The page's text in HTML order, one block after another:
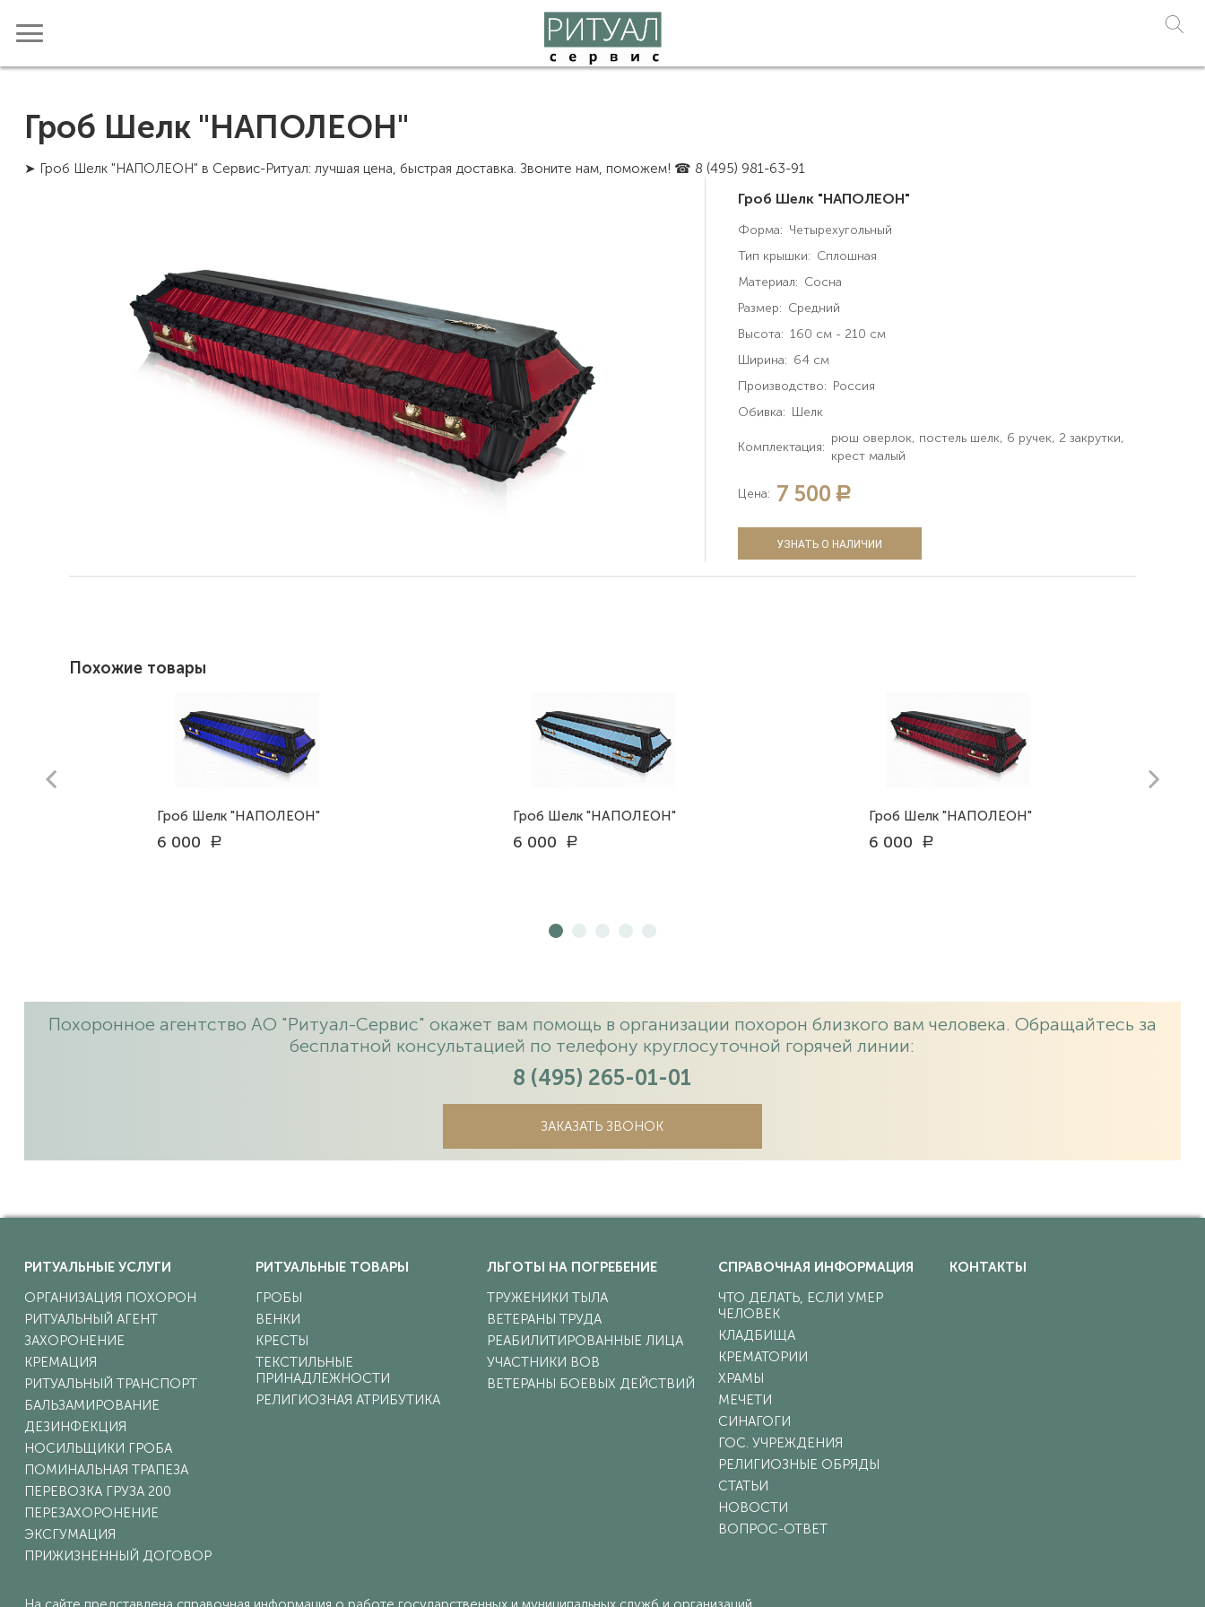
Гроб Шелк "НАПОЛЕОН"
➤ Гроб Шелк "НАПОЛЕОН" в Сервис-Ритуал: лучшая цена, быстрая доставка. Звоните нам, поможем! ☎ 8 (495) 981-63-91
Гроб Шелк "НАПОЛЕОН"
Форма: Четырехугольный
Тип крышки: Сплошная
Материал: Сосна
Размер: Средний
Высота: 160 см - 210 см
Ширина: 64 см
Производство: Россия
Обивка: Шелк
Комплектация:
рюш оверлок, постель шелк, 6 ручек, 2 закрутки,
крест малый
Цена: 7 500 a
УЗНАТЬ О НАЛИЧИИ
Похожие товары
Гроб Шелк "НАПОЛЕОН"
6 000 a
Гроб Шелк "НАПОЛЕОН"
6 000 a
Гроб Шелк "НАПОЛЕОН"
6 000 a
prev next
Похоронное агентство АО "Ритуал-Сервис" окажет вам помощь в организации похорон близкого вам человека. Обращайтесь за
бесплатной консультацией по телефону круглосуточной горячей линии:
8 (495) 265-01-01
ЗАКАЗАТЬ ЗВОНОК
РИТУАЛЬНЫЕ УСЛУГИ
ОРГАНИЗАЦИЯ ПОХОРОН
РИТУАЛЬНЫЙ АГЕНТ
ЗАХОРОНЕНИЕ
КРЕМАЦИЯ
РИТУАЛЬНЫЙ ТРАНСПОРТ
БАЛЬЗАМИРОВАНИЕ
ДЕЗИНФЕКЦИЯ
НОСИЛЬЩИКИ ГРОБА
ПОМИНАЛЬНАЯ ТРАПЕЗА
ПЕРЕВОЗКА ГРУЗА 200
ПЕРЕЗАХОРОНЕНИЕ
ЭКСГУМАЦИЯ
ПРИЖИЗНЕННЫЙ ДОГОВОР
РИТУАЛЬНЫЕ ТОВАРЫ
ГРОБЫ
ВЕНКИ
КРЕСТЫ
ТЕКСТИЛЬНЫЕ
ПРИНАДЛЕЖНОСТИ
РЕЛИГИОЗНАЯ АТРИБУТИКА
ЛЬГОТЫ НА ПОГРЕБЕНИЕ
ТРУЖЕНИКИ ТЫЛА
ВЕТЕРАНЫ ТРУДА
РЕАБИЛИТИРОВАННЫЕ ЛИЦА
УЧАСТНИКИ ВОВ
ВЕТЕРАНЫ БОЕВЫХ ДЕЙСТВИЙ
СПРАВОЧНАЯ ИНФОРМАЦИЯ
ЧТО ДЕЛАТЬ, ЕСЛИ УМЕР
ЧЕЛОВЕК
КЛАДБИЩА
КРЕМАТОРИИ
ХРАМЫ
МЕЧЕТИ
СИНАГОГИ
ГОС. УЧРЕЖДЕНИЯ
РЕЛИГИОЗНЫЕ ОБРЯДЫ
СТАТЬИ
НОВОСТИ
ВОПРОС-ОТВЕТ
КОНТАКТЫ